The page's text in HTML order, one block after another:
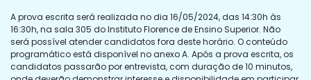
A prova escrita será realizada no dia 16/05/2024, das 14:30h às
16:30h, na sala 305 do Instituto Florence de Ensino Superior. Não
será possível atender candidatos fora deste horário. O conteúdo
programático está disponível no anexo A. Após a prova escrita, os
candidatos passarão por entrevista, com duração de 10 minutos,